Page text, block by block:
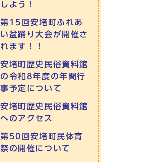
しよう！
第15回安堵町ふれあ
い盆踊り大会が開催さ
れます！！
安堵町歴史民俗資料館
の令和8年度の年間行
事予定について
安堵町歴史民俗資料館
へのアクセス
第50回安堵町民体育
祭の開催について